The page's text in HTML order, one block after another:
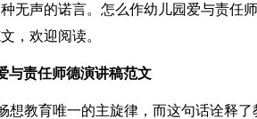
无声的诺言。怎么作幼儿园爱与责任
，欢迎阅读。
与责任师德演讲稿范文
想教育唯一的主旋律，而这句话诠释